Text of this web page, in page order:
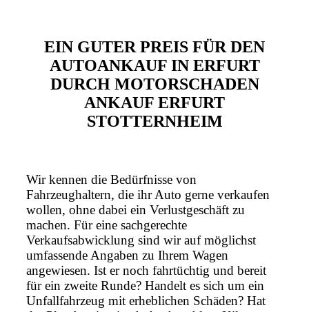
EIN GUTER PREIS FÜR DEN
AUTOANKAUF IN ERFURT
DURCH MOTORSCHADEN
ANKAUF ERFURT
STOTTERNHEIM
Wir kennen die Bedürfnisse von
Fahrzeughaltern, die ihr Auto gerne verkaufen
wollen, ohne dabei ein Verlustgeschäft zu
machen. Für eine sachgerechte
Verkaufsabwicklung sind wir auf möglichst
umfassende Angaben zu Ihrem Wagen
angewiesen. Ist er noch fahrtüchtig und bereit
für ein zweite Runde? Handelt es sich um ein
Unfallfahrzeug mit erheblichen Schäden? Hat